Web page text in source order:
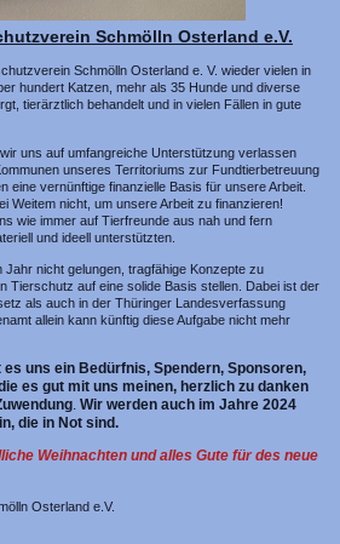
Schmölln Osterland e.V.
Schmölln Osterland e. V. wieder vielen in
hundert Katzen, mehr als 35 Hunde und diverse
tierärztlich behandelt und in vielen Fällen in gute
uns auf umfangreiche Unterstützung verlassen
unseres Territoriums zur Fundtierbetreuung
eine vernünftige finanzielle Basis für unsere Arbeit.
Weitem nicht, um unsere Arbeit zu finanzieren!
wie immer auf Tierfreunde aus nah und fern
und ideell unterstützten.
Jahr nicht gelungen, tragfähige Konzepte zu
Tierschutz auf eine solide Basis stellen. Dabei ist der
als auch in der Thüringer Landesverfassung
allein kann künftig diese Aufgabe nicht mehr
uns ein Bedürfnis, Spendern, Sponsoren,
es gut mit uns meinen, herzlich zu danken
Wir werden auch im Jahre 2024
die in Not sind.
Weihnachten und alles Gute für des neue
Osterland e.V.